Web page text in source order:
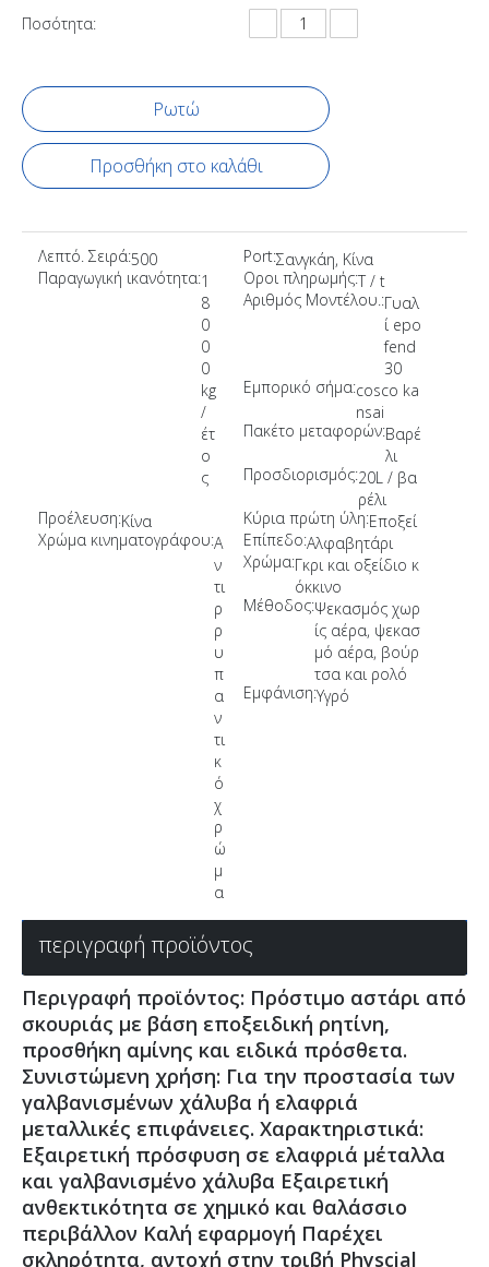
Ποσότητα:
Ρωτώ
Προσθήκη στο καλάθι
Λεπτό. Σειρά:500 Port:Σανγκάη, Κίνα
Παραγωγική ικανότητα:1
8
0
0
0
kg
/
έτ
ο
ς
Οροι πληρωμής:T / t
Αριθμός Μοντέλου.:Γυαλ
ί epo
fend
30
Εμπορικό σήμα:cosco ka
nsai
Πακέτο μεταφορών:Βαρέ
λι
Προσδιορισμός:20L / βα
ρέλι
Προέλευση:Κίνα Κύρια πρώτη ύλη:Εποξεί
Χρώμα κινηματογράφου:Α
ν
τι
ρ
ρ
υ
π
α
ν
τι
κ
ό
χ
ρ
ώ
μ
α
Επίπεδο:Αλφαβητάρι
Χρώμα:Γκρι και οξείδιο κ
όκκινο
Μέθοδος:Ψεκασμός χωρ
ίς αέρα, ψεκασ
μό αέρα, βούρ
τσα και ρολό
Εμφάνιση:Υγρό
περιγραφή προϊόντος
Περιγραφή προϊόντος: Πρόστιμο αστάρι από
σκουριάς με βάση εποξειδική ρητίνη,
προσθήκη αμίνης και ειδικά πρόσθετα.
Συνιστώμενη χρήση: Για την προστασία των
γαλβανισμένων χάλυβα ή ελαφριά
μεταλλικές επιφάνειες. Χαρακτηριστικά:
Εξαιρετική πρόσφυση σε ελαφριά μέταλλα
και γαλβανισμένο χάλυβα Εξαιρετική
ανθεκτικότητα σε χημικό και θαλάσσιο
περιβάλλον Καλή εφαρμογή Παρέχει
σκληρότητα, αντοχή στην τριβή Physcial